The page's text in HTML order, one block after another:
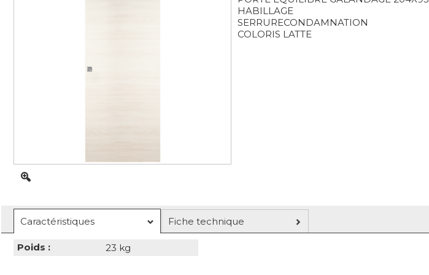
HABILLAGE
SERRURECONDAMNATION
COLORIS LATTE
Caractéristiques Fiche technique
Poids : 23 kg